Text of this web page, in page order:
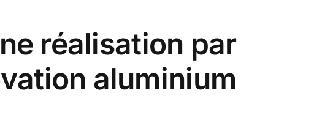
réalisation par
aluminium